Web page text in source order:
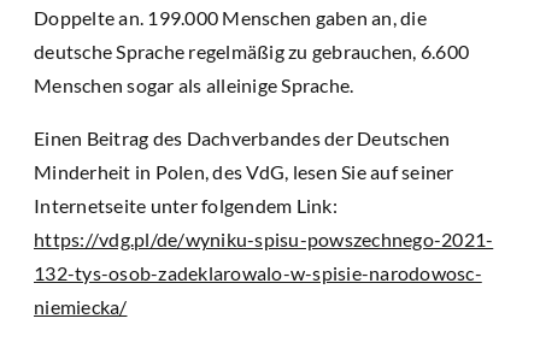
Doppelte an. 199.000 Menschen gaben an, die
deutsche Sprache regelmäßig zu gebrauchen, 6.600
Menschen sogar als alleinige Sprache.
Einen Beitrag des Dachverbandes der Deutschen
Minderheit in Polen, des VdG, lesen Sie auf seiner
Internetseite unter folgendem Link:
https://vdg.pl/de/wyniku-spisu-powszechnego-2021-
132-tys-osob-zadeklarowalo-w-spisie-narodowosc-
niemiecka/